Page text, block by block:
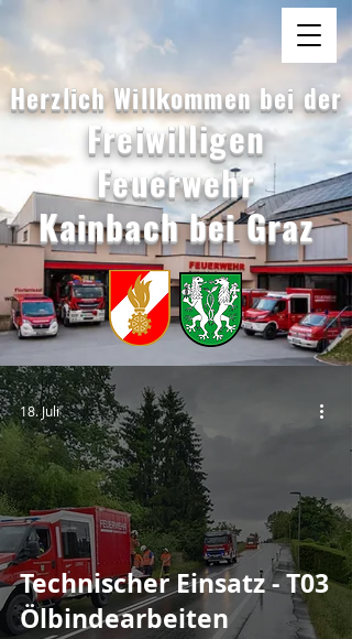
Herzlich Willkommen bei der
Freiwilligen
Feuerwehr
Kainbach bei Graz
Technischer Einsatz - T03
Ölbindearbeiten
18. Juli